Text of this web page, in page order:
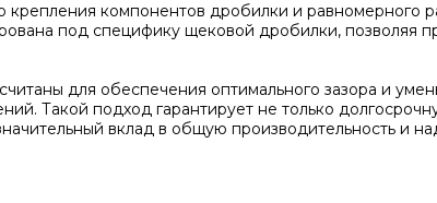
компонентов дробилки и равномерного
под специфику щековой дробилки, позволяя
для обеспечения оптимального зазора и
Такой подход гарантирует не только
вклад в общую производительность и